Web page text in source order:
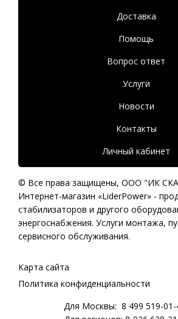
Доставка
Помощь
Вопрос ответ
Услуги
Новости
Контакты
Личный кабинет
© Все права защищены, ООО "ИК
Интернет-магазин «LiderPower» -
стабилизаторов и другого
энергоснабжения. Услуги монтажа,
сервисного обслуживания.
Карта сайта
Политика конфиденциальности
Для Москвы: 8 499 519-01-